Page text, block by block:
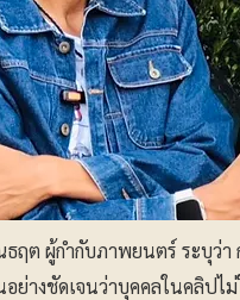
ฤต ผู้กำกับภาพยนตร์ ระบุว่า
ย่างชัดเจนว่าบุคคลในคลิปไ